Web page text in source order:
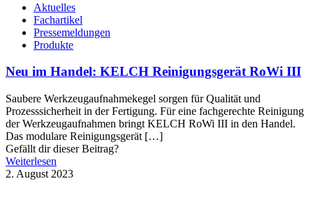
Aktuelles
Fachartikel
Pressemeldungen
Produkte
Neu im Handel: KELCH Reinigungsgerät RoWi III
Saubere Werkzeugaufnahmekegel sorgen für Qualität und
Prozesssicherheit in der Fertigung. Für eine fachgerechte Reinigung
der Werkzeugaufnahmen bringt KELCH RoWi III in den Handel.
Das modulare Reinigungsgerät […]
Gefällt dir dieser Beitrag?
Weiterlesen
2. August 2023